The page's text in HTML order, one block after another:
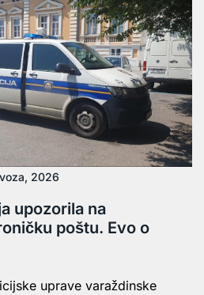
2026
upozorila na
poštu. Evo o
uprave varaždinske